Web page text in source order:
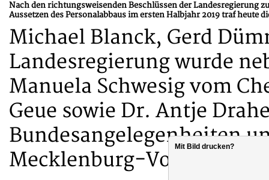
Nach den richtungsweisenden Beschlüssen der Landesregierung
Aussetzen des Personalabbaus im ersten Halbjahr 2019 traf
Michael Blanck, Gerd
Landesregierung wurde
Manuela Schwesig vom
Geue sowie Dr. Antje
Bundes­angelegen­heiten
Mecklenburg-
Mit Bild drucken?